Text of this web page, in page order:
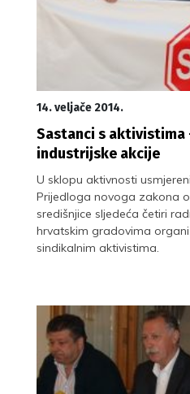
14. veljače 2014.
Sastanci s aktivistima
industrijske akcije
U sklopu aktivnosti
Prijedloga novoga zakona
središnjice sljedeća četiri
hrvatskim gradovima
sindikalnim aktivistima.